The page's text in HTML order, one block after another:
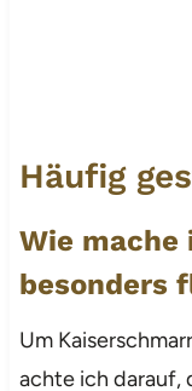
Häufig
Wie mache
besonders
Um
achte ich darauf,